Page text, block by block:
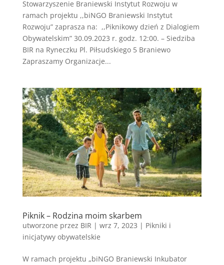
Stowarzyszenie Braniewski Instytut Rozwoju w
ramach projektu ,,biNGO Braniewski Instytut
Rozwoju” zaprasza na: ,,Piknikowy dzień z Dialogiem
Obywatelskim” 30.09.2023 r. godz. 12:00. – Siedziba
BIR na Ryneczku Pl. Piłsudskiego 5 Braniewo
Zapraszamy Organizacje...
Piknik – Rodzina moim skarbem
utworzone przez BIR | wrz 7, 2023 | Pikniki i
inicjatywy obywatelskie
W ramach projektu „biNGO Braniewski Inkubator